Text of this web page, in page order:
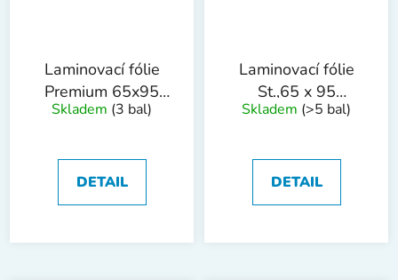
Laminovací fólie
Premium 65x95
mm, 150mic,
Skladem (3 bal)
DETAIL
Laminovací fólie
St.,65 x 95
mm,80mic,lesk,100ks
Skladem (>5 bal)
DETAIL